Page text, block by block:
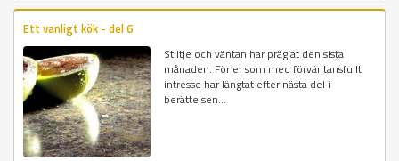
Ett vanligt kök - del 6
Stiltje och väntan har präglat den sista
månaden. För er som med förväntansfullt
intresse har längtat efter nästa del i
berättelsen...